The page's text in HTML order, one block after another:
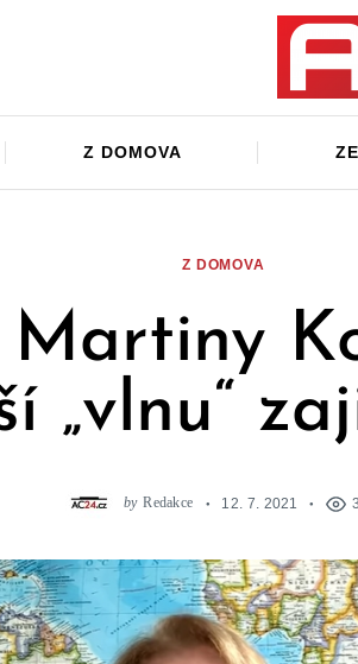
Z DOMOVA
Z DOMOVA
Martiny
„vlnu“
by Redakce 12. 7. 2021